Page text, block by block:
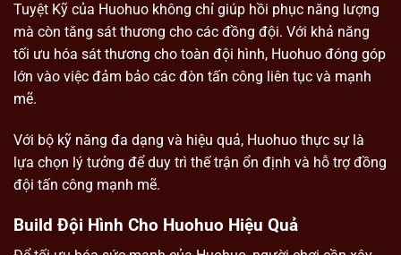
Tuyệt Kỹ của Huohuo không chỉ giúp hồi phục năng lượng
mà còn tăng sát thương cho các đồng đội. Với khả năng
tối ưu hóa sát thương cho toàn đội hình, Huohuo đóng góp
lớn vào việc đảm bảo các đòn tấn công liên tục và mạnh
mẽ.
Với bộ kỹ năng đa dạng và hiệu quả, Huohuo thực sự là
lựa chọn lý tưởng để duy trì thế trận ổn định và hỗ trợ đồng
đội tấn công mạnh mẽ.
Build Đội Hình Cho Huohuo Hiệu Quả